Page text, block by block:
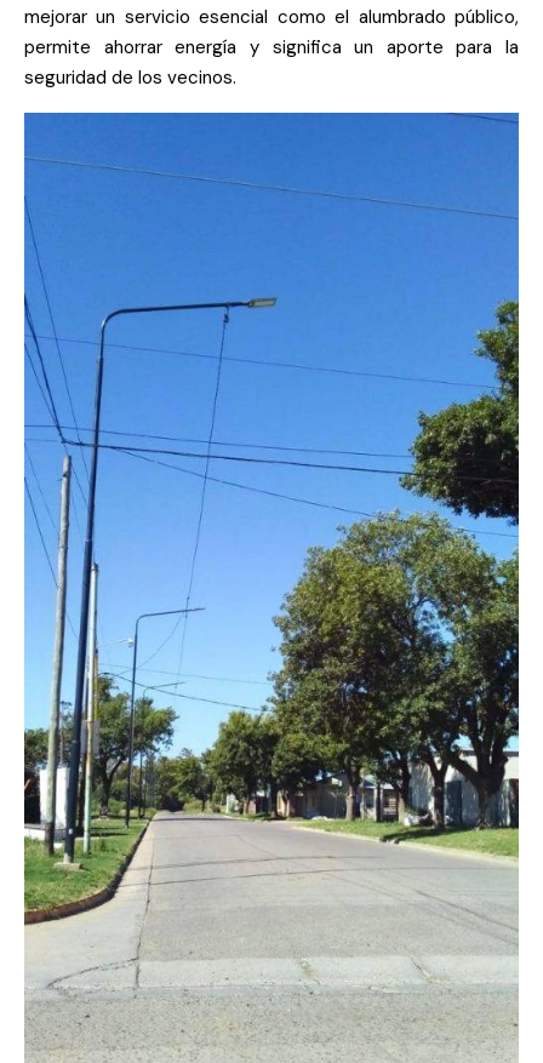
mejorar un servicio esencial como el alumbrado público,
permite ahorrar energía y significa un aporte para la
seguridad de los vecinos.